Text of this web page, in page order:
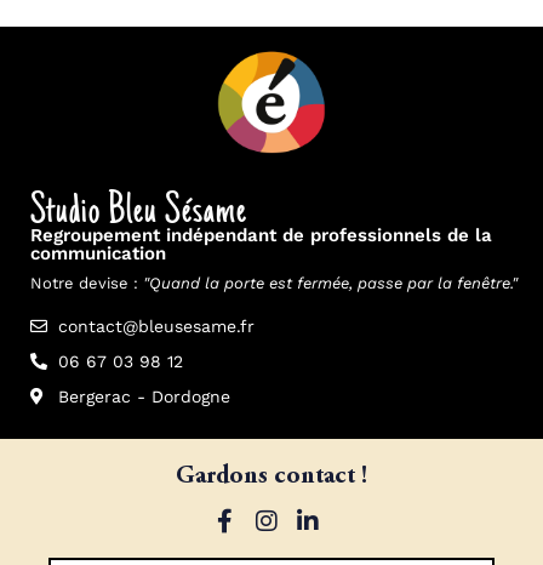
Studio Bleu Sésame
Regroupement indépendant de professionnels de la
communication
Notre devise : "Quand la porte est fermée, passe par la fenêtre."
contact@bleusesame.fr
06 67 03 98 12
Bergerac - Dordogne
Gardons contact !